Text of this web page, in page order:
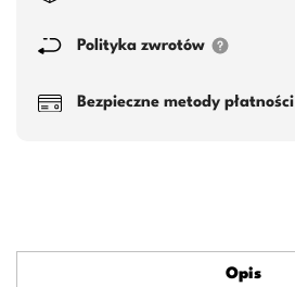
Polityka zwrotów
Bezpieczne metody płatności
Opis